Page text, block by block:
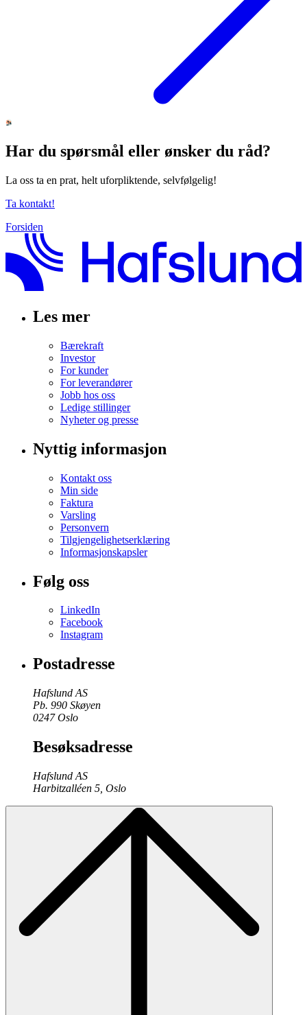
Har du spørsmål eller ønsker du råd?
La oss ta en prat, helt uforpliktende, selvfølgelig!
Ta kontakt!
Forsiden
Les mer
Bærekraft
Investor
For kunder
For leverandører
Jobb hos oss
Ledige stillinger
Nyheter og presse
Nyttig informasjon
Kontakt oss
Min side
Faktura
Varsling
Personvern
Tilgjengelighetserklæring
Informasjonskapsler
Følg oss
LinkedIn
Facebook
Instagram
Postadresse
Hafslund AS
Pb. 990 Skøyen
0247 Oslo
Besøksadresse
Hafslund AS
Harbitzalléen 5, Oslo